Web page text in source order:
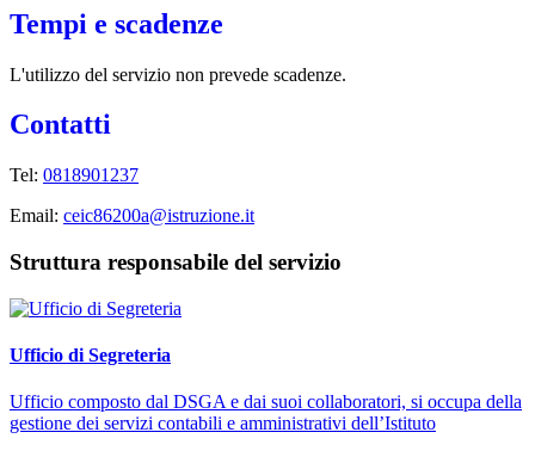
Tempi e scadenze
L'utilizzo del servizio non prevede scadenze.
Contatti
Tel: 0818901237
Email: ceic86200a@istruzione.it
Struttura responsabile del servizio
Ufficio di Segreteria
Ufficio composto dal DSGA e dai suoi collaboratori, si occupa della
gestione dei servizi contabili e amministrativi dell’Istituto